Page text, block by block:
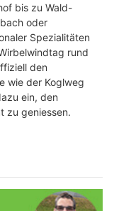
bis zu Wald-
oder
Spezialitäten
rund
den
wie der Koglweg
ein, den
zu geniessen.